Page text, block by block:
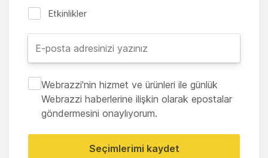
Etkinlikler
Webrazzi'nin hizmet ve ürünleri ile günlük
Webrazzi haberlerine ilişkin olarak epostalar
göndermesini onaylıyorum.
Seçimlerimi kaydet